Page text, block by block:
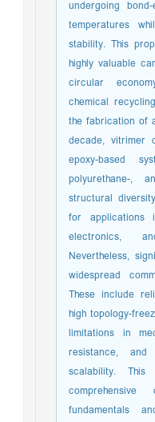
undergoing
temperatures
stability. This
highly valuable
circular
chemical
the fabrication of
decade, vitrimer
epoxy-based
polyurethane-,
structural
for applications
electronics,
Nevertheless,
widespread
These include
high topology-
limitations in
resistance,
scalability.
fundamentals